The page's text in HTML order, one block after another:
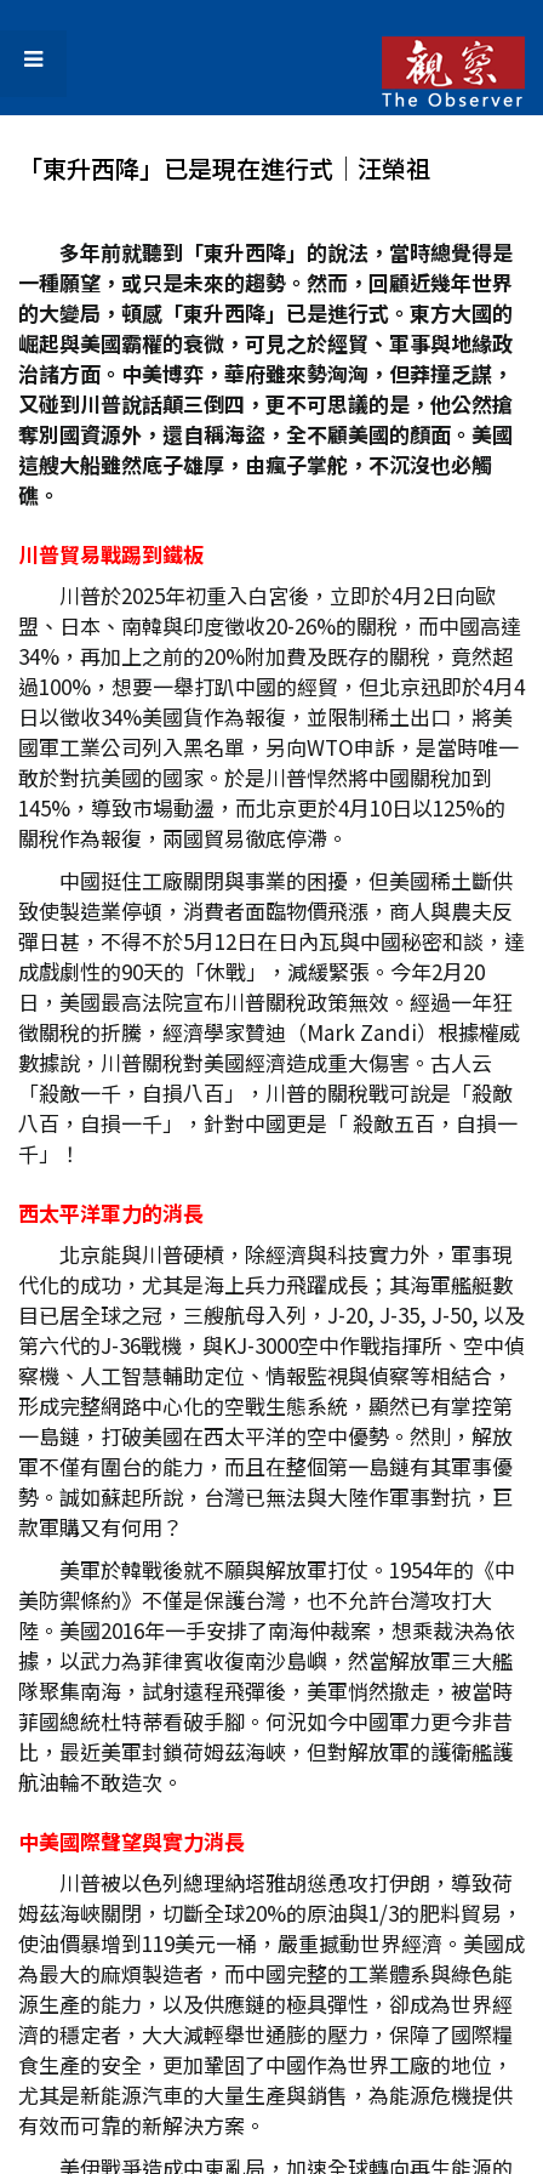
「東升西降」已是現在進行式│汪榮祖
多年前就聽到「東升西降」的說法，當時總覺得是
一種願望，或只是未來的趨勢。然而，回顧近幾年世界
的大變局，頓感「東升西降」已是進行式。東方大國的
崛起與美國霸權的衰微，可見之於經貿、軍事與地緣政
治諸方面。中美博弈，華府雖來勢洶洶，但莽撞乏謀，
又碰到川普說話顛三倒四，更不可思議的是，他公然搶
奪別國資源外，還自稱海盜，全不顧美國的顏面。美國
這艘大船雖然底子雄厚，由瘋子掌舵，不沉沒也必觸
礁。
川普貿易戰踢到鐵板
川普於2025年初重入白宮後，立即於4月2日向歐
盟、日本、南韓與印度徵收20-26%的關稅，而中國高達
34%，再加上之前的20%附加費及既存的關稅，竟然超
過100%，想要一舉打趴中國的經貿，但北京迅即於4月4
日以徵收34%美國貨作為報復，並限制稀土出口，將美
國軍工業公司列入黑名單，另向WTO申訴，是當時唯一
敢於對抗美國的國家。於是川普悍然將中國關稅加到
145%，導致市場動盪，而北京更於4月10日以125%的
關稅作為報復，兩國貿易徹底停滯。
中國挺住工廠關閉與事業的困擾，但美國稀土斷供
致使製造業停頓，消費者面臨物價飛漲，商人與農夫反
彈日甚，不得不於5月12日在日內瓦與中國秘密和談，達
成戲劇性的90天的「休戰」，減緩緊張。今年2月20
日，美國最高法院宣布川普關稅政策無效。經過一年狂
徵關稅的折騰，經濟學家贊迪（Mark Zandi）根據權威
數據說，川普關稅對美國經濟造成重大傷害。古人云
「殺敵一千，自損八百」，川普的關稅戰可說是「殺敵
八百，自損一千」，針對中國更是「 殺敵五百，自損一
千」！
西太平洋軍力的消長
北京能與川普硬槓，除經濟與科技實力外，軍事現
代化的成功，尤其是海上兵力飛躍成長；其海軍艦艇數
目已居全球之冠，三艘航母入列，J-20, J-35, J-50, 以及
第六代的J-36戰機，與KJ-3000空中作戰指揮所、空中偵
察機、人工智慧輔助定位、情報監視與偵察等相結合，
形成完整網路中心化的空戰生態系統，顯然已有掌控第
一島鏈，打破美國在西太平洋的空中優勢。然則，解放
軍不僅有圍台的能力，而且在整個第一島鏈有其軍事優
勢。誠如蘇起所說，台灣已無法與大陸作軍事對抗，巨
款軍購又有何用？
美軍於韓戰後就不願與解放軍打仗。1954年的《中
美防禦條約》不僅是保護台灣，也不允許台灣攻打大
陸。美國2016年一手安排了南海仲裁案，想乘裁決為依
據，以武力為菲律賓收復南沙島嶼，然當解放軍三大艦
隊聚集南海，試射遠程飛彈後，美軍悄然撤走，被當時
菲國總統杜特蒂看破手腳。何況如今中國軍力更今非昔
比，最近美軍封鎖荷姆茲海峽，但對解放軍的護衛艦護
航油輪不敢造次。
中美國際聲望與實力消長
川普被以色列總理納塔雅胡慫恿攻打伊朗，導致荷
姆茲海峽關閉，切斷全球20%的原油與1/3的肥料貿易，
使油價暴增到119美元一桶，嚴重撼動世界經濟。美國成
為最大的麻煩製造者，而中國完整的工業體系與綠色能
源生產的能力，以及供應鏈的極具彈性，卻成為世界經
濟的穩定者，大大減輕舉世通膨的壓力，保障了國際糧
食生產的安全，更加鞏固了中國作為世界工廠的地位，
尤其是新能源汽車的大量生產與銷售，為能源危機提供
有效而可靠的新解決方案。
美伊戰爭造成中東亂局，加速全球轉向再生能源的